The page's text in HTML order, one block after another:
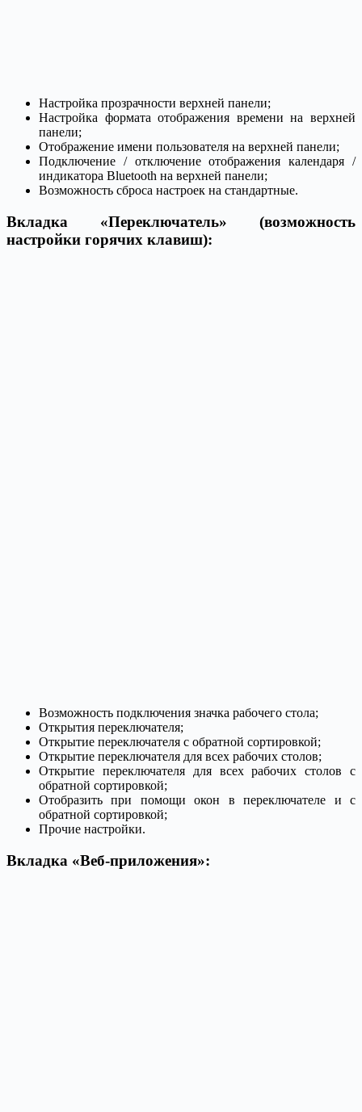
Настройка прозрачности верхней панели;
Настройка формата отображения времени на верхней
панели;
Отображение имени пользователя на верхней панели;
Подключение / отключение отображения календаря /
индикатора Bluetooth на верхней панели;
Возможность сброса настроек на стандартные.
Вкладка «Переключатель» (возможность
настройки горячих клавиш):
Возможность подключения значка рабочего стола;
Открытия переключателя;
Открытие переключателя с обратной сортировкой;
Открытие переключателя для всех рабочих столов;
Открытие переключателя для всех рабочих столов с
обратной сортировкой;
Отобразить при помощи окон в переключателе и с
обратной сортировкой;
Прочие настройки.
Вкладка «Веб-приложения»: